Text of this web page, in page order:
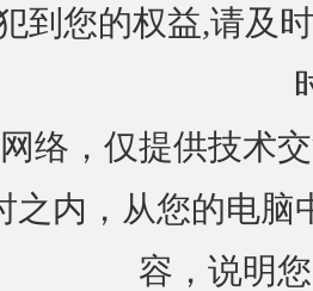
到您的权益,请及
络，仅提供技术
之内，从您的电
容，说明